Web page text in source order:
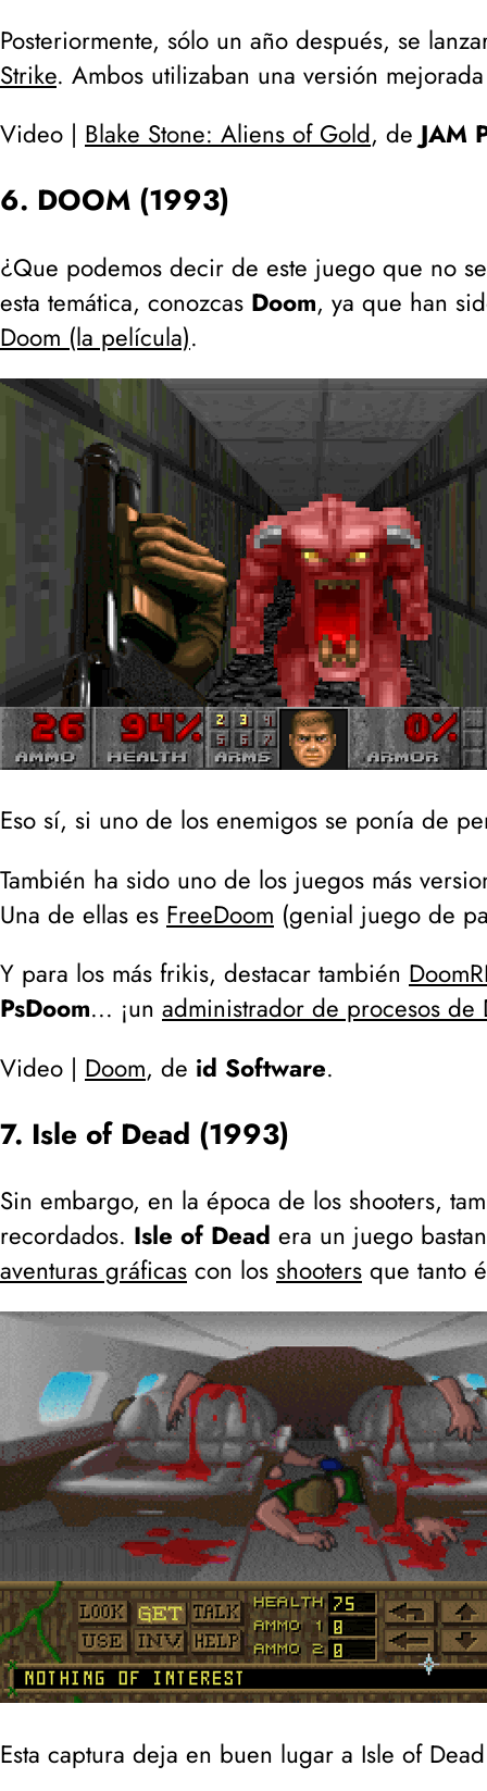
Posteriormente, sólo un año después, se
Strike. Ambos utilizaban una versión
Video | Blake Stone: Aliens of Gold, de JAM
6. DOOM (1993)
¿Que podemos decir de este juego que no
esta temática, conozcas Doom, ya que han
Doom (la película).
Eso sí, si uno de los enemigos se ponía de
También ha sido uno de los juegos más
Una de ellas es FreeDoom (genial juego de
Y para los más frikis, destacar también
PsDoom... ¡un administrador de procesos de
Video | Doom, de id Software.
7. Isle of Dead (1993)
Sin embargo, en la época de los shooters,
recordados. Isle of Dead era un juego
aventuras gráficas con los shooters que tanto
Esta captura deja en buen lugar a Isle of